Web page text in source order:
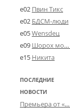
e02 Пвин Тикс
e02 БДСМ-люди
e05Wensdeц
e09 Шорох мозговины
e15 Никита
ПОСЛЕДНИЕ
НОВОСТИ
Премьера от «Усталого королевства»: «Игорь начал»